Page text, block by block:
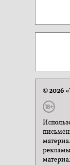
© 2026